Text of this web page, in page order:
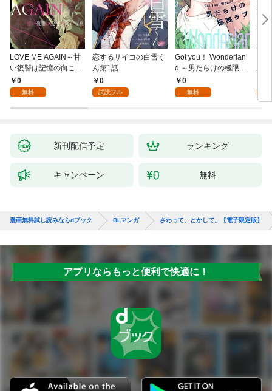
LOVE ME AGAIN～甘
い復讐は記憶の向こう
側～(1)
0
無料
恋するサイコの白雪く
ん第1話
0
試読フル
Got you！ Wonderlan
d ～男だらけの極限ラ
ブ～(1)
0
無料
新刊配信予定 ランキング
キャンペーン 無料
漫画無料試し読みならdブック BLマンガ さわって、とかして。【電子限定版】
アプリならもっと便利で快適に！